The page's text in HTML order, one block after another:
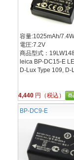
容量:1025mAh/
電圧:7.2V
商品型式：
leica BP-DC15-E
D-Lux Type 109, D-
4,440 円（税込）
BP-DC9-E